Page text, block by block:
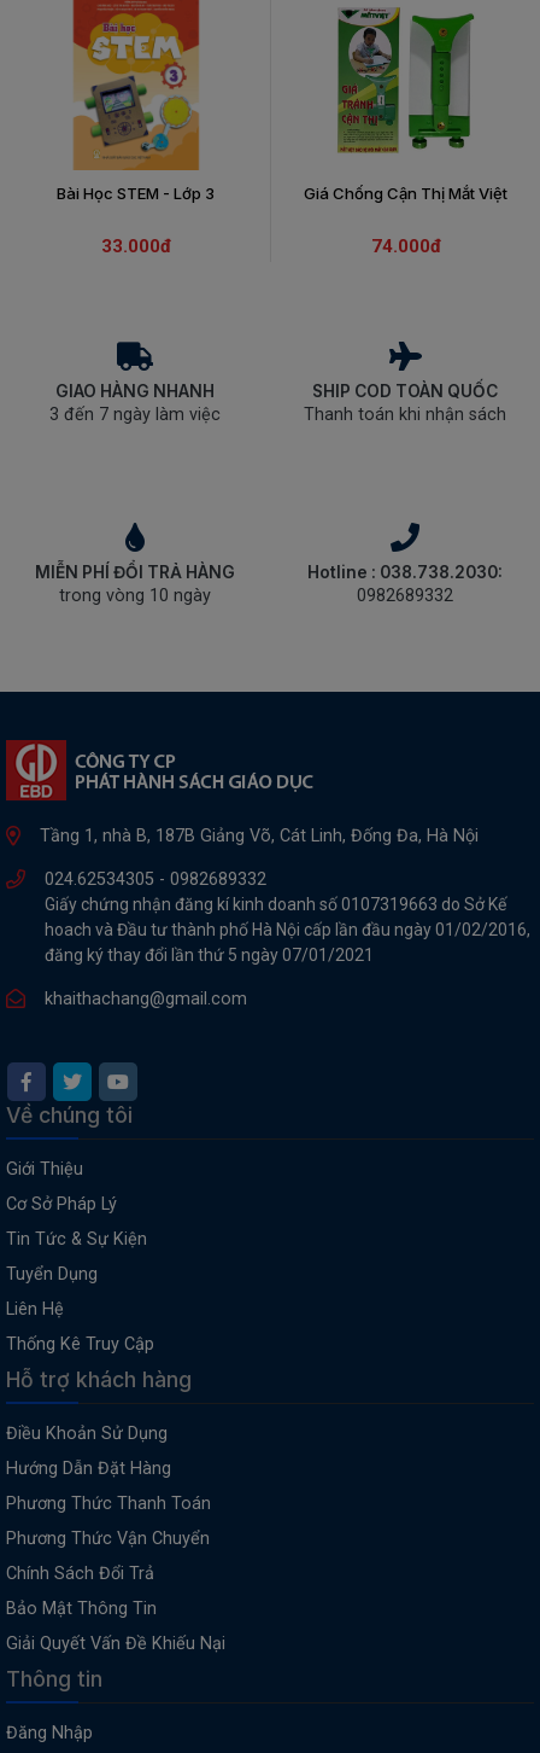
Bài Học STEM - Lớp 3
33.000đ
Giá Chống Cận Thị Mắt Việt
74.000đ
GIAO HÀNG NHANH
3 đến 7 ngày làm việc
SHIP COD TOÀN QUỐC
Thanh toán khi nhận sách
MIỄN PHÍ ĐỔI TRẢ HÀNG
trong vòng 10 ngày
Hotline : 038.738.2030:
0982689332
Tầng 1, nhà B, 187B Giảng Võ, Cát Linh, Đống Đa, Hà Nội
024.62534305 - 0982689332
Giấy chứng nhận đăng kí kinh doanh số 0107319663 do Sở Kế
hoach và Đầu tư thành phố Hà Nội cấp lần đầu ngày 01/02/2016,
đăng ký thay đổi lần thứ 5 ngày 07/01/2021
khaithachang@gmail.com
Về chúng tôi
Giới Thiệu
Cơ Sở Pháp Lý
Tin Tức & Sự Kiện
Tuyển Dụng
Liên Hệ
Thống Kê Truy Cập
Hỗ trợ khách hàng
Điều Khoản Sử Dụng
Hướng Dẫn Đặt Hàng
Phương Thức Thanh Toán
Phương Thức Vận Chuyển
Chính Sách Đổi Trả
Bảo Mật Thông Tin
Giải Quyết Vấn Đề Khiếu Nại
Thông tin
Đăng Nhập